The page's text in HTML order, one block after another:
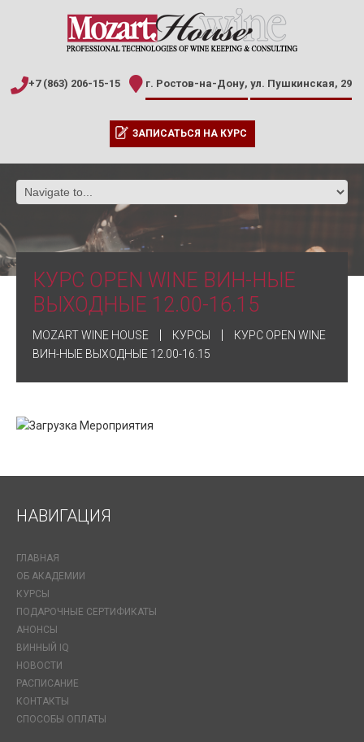
+7 (863) 206-15-15 г. Ростов-на-Дону, ул. Пушкинская, 29
ЗАПИСАТЬСЯ НА КУРС
КУРС OPEN WINE ВИН-НЫЕ
ВЫХОДНЫЕ 12.00-16.15
MOZART WINE HOUSE КУРСЫ
КУРС OPEN WINE
ВИН-НЫЕ ВЫХОДНЫЕ 12.00-16.15
НАВИГАЦИЯ
ГЛАВНАЯ
ОБ АКАДЕМИИ
КУРСЫ
ПОДАРОЧНЫЕ СЕРТИФИКАТЫ
АНОНСЫ
ВИННЫЙ IQ
НОВОСТИ
РАСПИСАНИЕ
КОНТАКТЫ
СПОСОБЫ ОПЛАТЫ